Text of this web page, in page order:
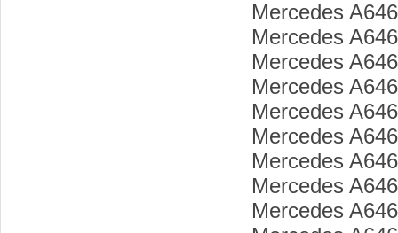
Mercedes
Mercedes
Mercedes
Mercedes
Mercedes
Mercedes
Mercedes
Mercedes
Mercedes